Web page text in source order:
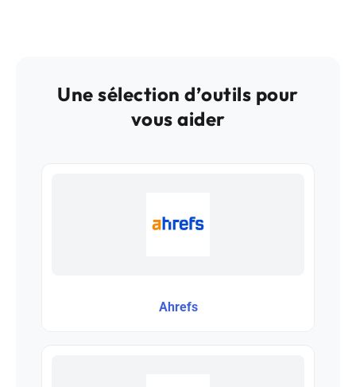
Une sélection d’outils pour
vous aider
Ahrefs